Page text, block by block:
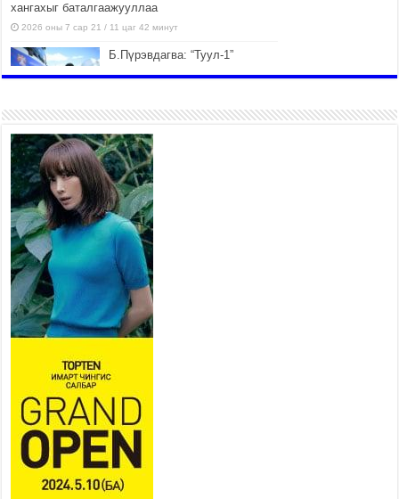
хангахыг баталгаажууллаа
2026 оны 7 сар 21 / 11 цаг 42 минут
Б.Пүрэвдагва: “Туул-1”
2026 оны 7 сар 21 / 10 цаг 15 минут
НИЙСЛЭЛ, АЙМГИЙН
УДИРДЛАГУУДЫН АЖЛЫГ
ХҮНД СУРТЛЫГ БУУРУУЛЖ,
ИРГЭД, АЖ АХУЙН НЭГЖИЙН
АЧААГ ХЭРХЭН ХӨНГӨЛСНӨӨР ДҮГНЭНЭ
2026 оны 7 сар 21 / 10 цаг 09 минут
Байнгын хорооны дарга М.Мандхай Цөлжилттэй
тэмцэх тухай НҮБ-ын конвенцын талуудын 17
дугаар бага хурал (СОР17)-ын бэлтгэл ажлын
явцтай танилцлаа
2026 оны 7 сар 21 / 10 цаг 03 минут
Б.Пүрэвдагва: Бүтээн байгуулалтын аливаа
ажил инженерийн хангамжийн байгууллагуудын
уялдаа холбоогүйгээс саатах ёсгүй
2026 оны 7 сар 20 / 17 цаг 21 минут
“Сэлбэ 20 минутын хот” төслийн анхны 12
давхар барилгын үндсэн карказ, цутгалтын ажил
дууслаа
2026 оны 7 сар 20 / 17 цаг 17 минут